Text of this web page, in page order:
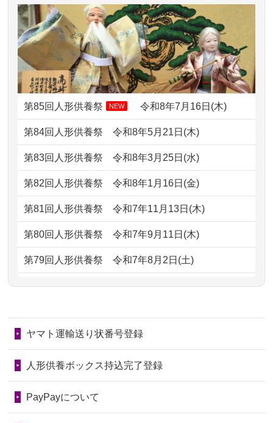
2026/07/11思い出のある人形達を、ちゃんと供養
したく、花...
2026/07/10家から近かったので。
2026/07/08誰も住んでいない実家の片付けを始め
ました。 ...
2026/07/069年間自由が丘店を見守ってくれてあり
がとう。
2026/07/05 しっかりとお人形たちの供養をしてい
ただけると...
2026/06/30長年大事にしてきた雛人形です、供養
ガラスケースのまま引き取ってくださ
るのが助か...
ました。お...
2026/06/28きちんと供養していただけると思った
ので、お願...
いたことが...
ですが？
2024/01/13お雛様のセットを供養・処分したいの
ですが、お雛様とお内裏様だ...
2024/01/13供養申込みの後、供養祭までお人形は
どうなってるのですか？
2024/01/13会社のようですが、きちんと供養して
供養が終わったお人形以外はどうして
るのですか？
しょうか？
2024/01/04ガラスケースは外しても良いですか？
第85回人形供養祭 NEW 令和8年7月16日(木)
第84回人形供養祭令和8年5月21日(木)
第83回人形供養祭令和8年3月25日(水)
第82回人形供養祭令和8年1月16日(金)
第81回人形供養祭令和7年11月13日(木)
第80回人形供養祭令和7年9月11日(木)
第79回人形供養祭令和7年8月2日(土)
第78回人形供養祭令和7年6月20日(金)
第76回人形供養祭令和7年2月28日(金)
第75回人形供養祭令和7年1月17日(金)
第73回人形供養祭令和6年10月17日(木)
ヤマト運輸送り状番号登録
人形供養ボックス持込完了登録
PayPayについて